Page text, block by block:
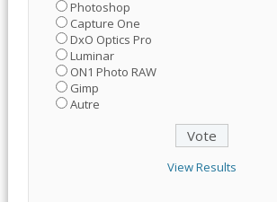
Photoshop
Capture One
DxO Optics Pro
Luminar
ON1 Photo RAW
Gimp
Autre
View Results